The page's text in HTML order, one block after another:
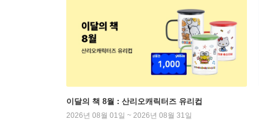
이달의 책 8월 : 산리오캐릭터즈 유리컵
2026년 08월 01일 ~ 2026년 08월 31일